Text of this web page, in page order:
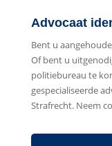
Advocaat
Bent u
Of bent u
politiebureau te
gespecialiseerde
Strafrecht. Neem